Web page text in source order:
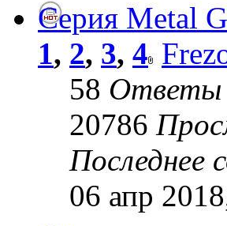
Серия Metal
1, 2, 3, 4
58 Ответы
20786
Последнее
06 апр